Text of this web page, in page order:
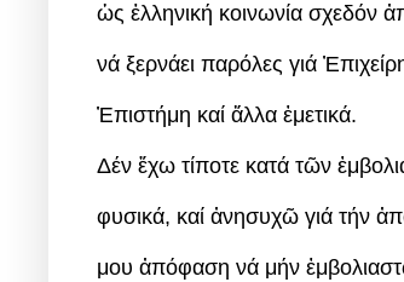
ὡς ἑλληνική κοινωνία σχεδόν
νά ξερνάει παρόλες γιά
Ἐπιστήμη καί ἄλλα ἐμετικά.
Δέν ἔχω τίποτε κατά τῶν
φυσικά, καί ἀνησυχῶ γιά τήν
μου ἀπόφαση νά μήν